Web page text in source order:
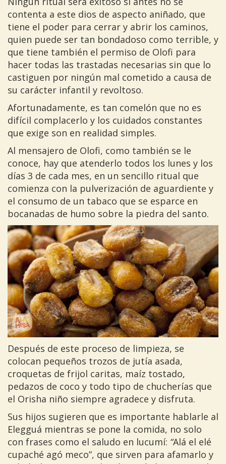
contenta a este dios de aspecto aniñado, que
tiene el poder para cerrar y abrir los caminos,
quien puede ser tan bondadoso como terrible, y
que tiene también el permiso de Olofi para
hacer todas las trastadas necesarias sin que lo
castiguen por ningún mal cometido a causa de
su carácter infantil y revoltoso.
Afortunadamente, es tan comelón que no es
difícil complacerlo y los cuidados constantes
que exige son en realidad simples.
Al mensajero de Olofi, como también se le
conoce, hay que atenderlo todos los lunes y los
días 3 de cada mes, en un sencillo ritual que
comienza con la pulverización de aguardiente y
el consumo de un tabaco que se esparce en
bocanadas de humo sobre la piedra del santo.
Después de este proceso de limpieza, se
colocan pequeños trozos de jutía asada,
croquetas de frijol caritas, maíz tostado,
pedazos de coco y todo tipo de chucherías que
el Orisha niño siempre agradece y disfruta.
Sus hijos sugieren que es importante hablarle al
Elegguá mientras se pone la comida, no solo
con frases como el saludo en lucumí: “Alá el elé
cupaché agó meco”, que sirven para afamarlo y